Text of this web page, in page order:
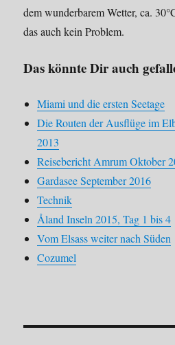
dem wunderbarem Wetter, ca.
das auch kein Problem.
Das könnte Dir auch
Miami und die ersten Seetage
Die Routen der Ausflüge im
2013
Reisebericht Amrum Oktober
Gardasee September 2016
Technik
Åland Inseln 2015, Tag 1 bis 4
Vom Elsass weiter nach Süden
Cozumel